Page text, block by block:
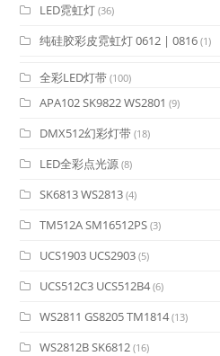
LED霓虹灯 (36)
纯硅胶彩皮霓虹灯 0612 | 0816 (1)
全彩LED灯带 (100)
APA102 SK9822 WS2801 (9)
DMX512幻彩灯带 (18)
LED全彩点光源 (8)
SK6813 WS2813 (4)
TM512A SM16512PS (3)
UCS1903 UCS2903 (5)
UCS512C3 UCS512B4 (6)
WS2811 GS8205 TM1814 (13)
WS2812B SK6812 (16)